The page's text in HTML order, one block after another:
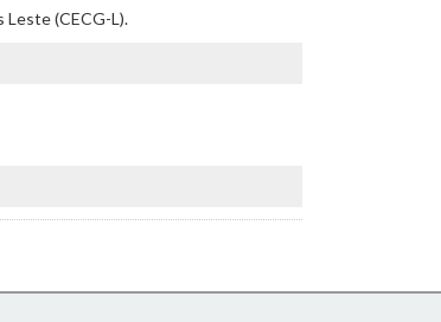
Leste (CECG-L).